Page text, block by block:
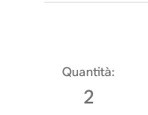
Quantità:
2